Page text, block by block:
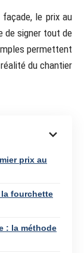
le prix au
de signer tout de
permettent
du chantier
prix au
la fourchette
: la méthode